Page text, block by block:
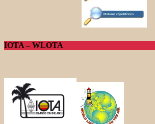
IOTA – WLOTA